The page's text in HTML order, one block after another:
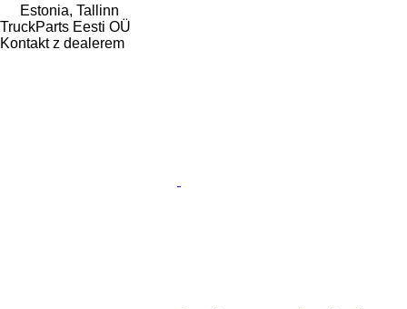
Estonia, Tallinn
TruckParts Eesti OÜ
Kontakt z dealerem